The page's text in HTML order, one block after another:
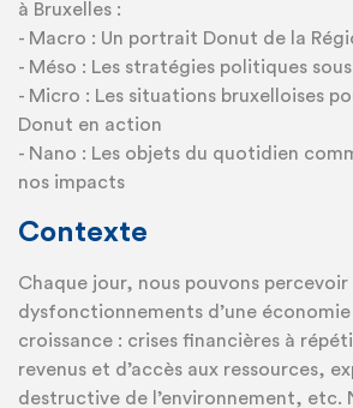
à Bruxelles :
- Macro : Un portrait Donut de la
- Méso : Les stratégies politiques
- Micro : Les situations bruxelloises
Donut en action
- Nano : Les objets du quotidien
nos impacts
Contexte
Chaque jour, nous pouvons percevoir
dysfonctionnements d’une
croissance : crises financières à
revenus et d’accès aux ressources,
destructive de l’environnement, etc.